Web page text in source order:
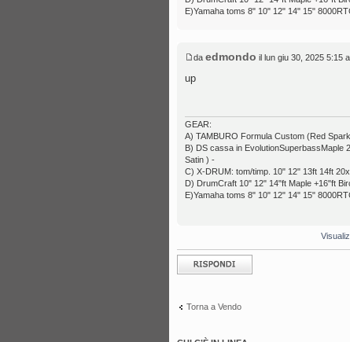
E)Yamaha toms 8" 10" 12" 14" 15"
da edmondo il lun giu 30, 2025 5:15
up
GEAR:
A) TAMBURO Formula Custom (Red
B) DS cassa in EvolutionSuperbassMaple
Satin ) -
C) X-DRUM: tom/timp. 10" 12" 13ft 14ft
D) DrumCraft 10" 12" 14"ft Maple +16"ft
E)Yamaha toms 8" 10" 12" 14" 15"
Rispondi al
messaggio
Torna a Vendo